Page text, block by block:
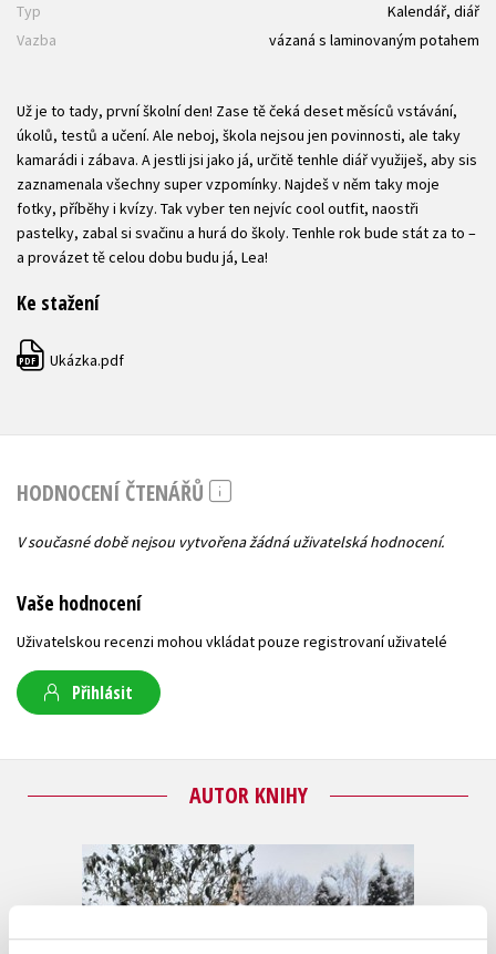
Typ
Kalendář, diář
Vazba
vázaná s laminovaným potahem
Už je to tady, první školní den! Zase tě čeká deset měsíců vstávání,
úkolů, testů a učení. Ale neboj, škola nejsou jen povinnosti, ale taky
kamarádi i zábava. A jestli jsi jako já, určitě tenhle diář využiješ, aby sis
zaznamenala všechny super vzpomínky. Najdeš v něm taky moje
fotky, příběhy i kvízy. Tak vyber ten nejvíc cool outfit, naostři
pastelky, zabal si svačinu a hurá do školy. Tenhle rok bude stát za to –
a provázet tě celou dobu budu já, Lea!
Ke stažení
PDF Ukázka.pdf
HODNOCENÍ ČTENÁŘŮ
V současné době nejsou vytvořena žádná uživatelská hodnocení.
Vaše hodnocení
Uživatelskou recenzi mohou vkládat pouze registrovaní uživatelé
Přihlásit
AUTOR KNIHY